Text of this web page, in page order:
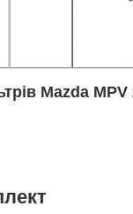
Mazda MPV